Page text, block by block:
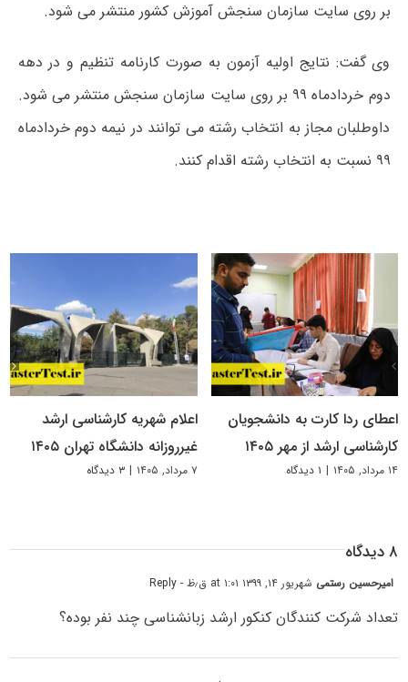
بر روی سایت سازمان سنجش آموزش کشور منتشر می شود.
وی گفت: نتایج اولیه آزمون به صورت کارنامه تنظیم و در دهه
دوم خردادماه ۹۹ بر روی سایت سازمان سنجش منتشر می شود.
داوطلبان مجاز به انتخاب رشته می توانند در نیمه دوم خردادماه
۹۹ نسبت به انتخاب رشته اقدام کنند.
اعطای ردا کارت به دانشجویان
کارشناسی ارشد از مهر ۱۴۰۵
۱۴ مرداد, ۱۴۰۵ | ۱ دیدگاه
اعلام شهریه کارشناسی ارشد
غیرروزانه دانشگاه تهران ۱۴۰۵
۷ مرداد, ۱۴۰۵ | ۳ دیدگاه
۸ دیدگاه
امیرحسین رستمی شهریور ۱۴, ۱۳۹۹ at ۱:۰۱ ق٫ظ - Reply
تعداد شرکت کنندگان کنکور ارشد زبانشناسی چند نفر بوده؟